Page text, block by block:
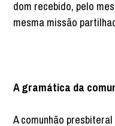
dom recebido, pelo
mesma missão
A gramática da
A comunhão